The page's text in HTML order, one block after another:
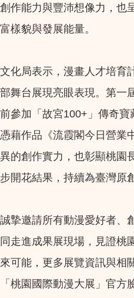
創作能力與豐沛想像力，也
富樣貌與發展能量。
文化局表示，漫畫人才培育
部舞台展現亮眼表現。第一
前參加「故宮100+」傳奇寶
憑藉作品《流霞閣今日營業
異的創作實力，也彰顯桃園
步開花結果，持續為臺灣原
誠摯邀請所有動漫愛好者、
同走進成果展現場，見證桃
來可能，更多展覽資訊與相
「桃園國際動漫大展」官方